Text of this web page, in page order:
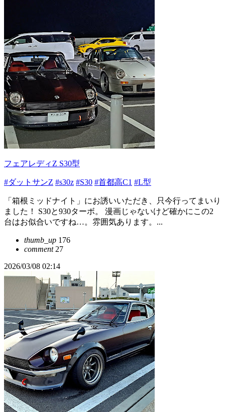
フェアレディZ S30型
#ダットサンZ #s30z #S30 #首都高C1 #L型
「箱根ミッドナイト」にお誘いいただき、只今行ってまいり
ました！ S30と930ターボ。 漫画じゃないけど確かにこの2
台はお似合いですね…。雰囲気あります。...
thumb_up 176
comment27
2026/03/08 02:14